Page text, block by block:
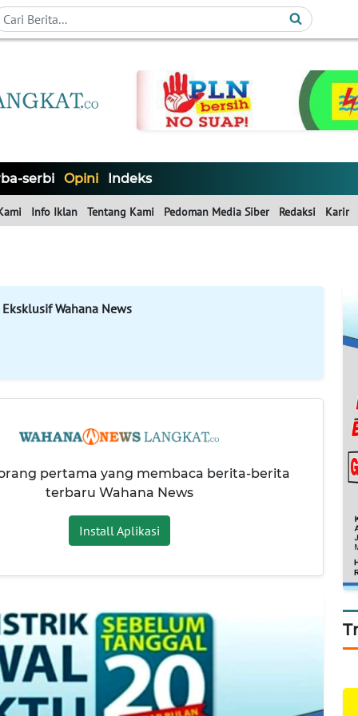
serbi Opini Indeks
Info Iklan Tentang Kami Pedoman Media Siber Redaksi Karir
Wahana News
pertama yang membaca berita-berita
terbaru Wahana News
Install Aplikasi